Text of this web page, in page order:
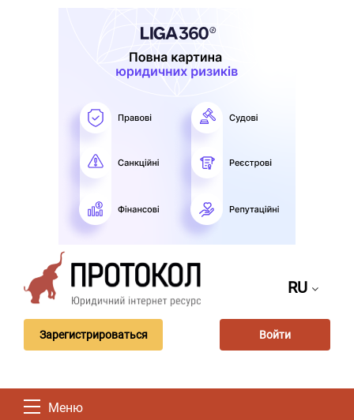
RU
Зарегистрироваться Войти
Меню